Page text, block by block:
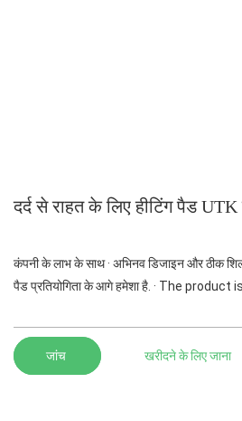
दर्द से राहत के लिए हीटिंग पैड
कंपनी के लाभ के साथ · अभिनव डिजाइन और ठीक
पैड प्रतियोगिता के आगे हमेशा है. · The
जांच खरीदने के लिए जाना